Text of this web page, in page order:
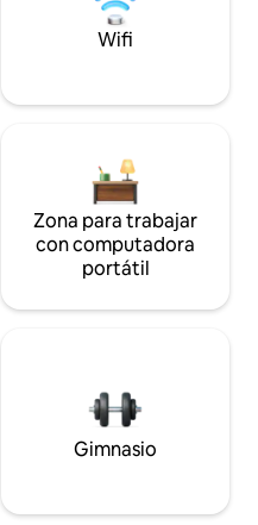
Wifi
Zona para trabajar
con computadora
portátil
Gimnasio